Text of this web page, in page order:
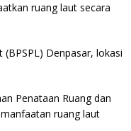
ruang laut secara
Denpasar, lokasi
Penataan Ruang dan
ruang laut